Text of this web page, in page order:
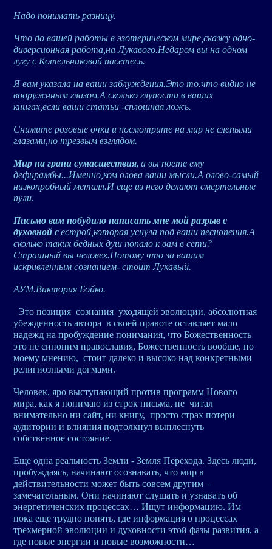
Надо понимать разницу.
Что до вашей работы в эзотерическом мире,скажу одно-
диверсионная работа,на Лукавого.Недаром вы на одном
лугу с Котельниковой пасетесь.
Я вам указала на ваши заблуждения.Это то.что видно не
вооружнным глазом.А сколько глупости в ваших
книгах,если ваши статьи -сплошная ложь.
Снимите розовые очки и посмотрите на мир не слепыми
глазами,но трезвым взглядом.
Мир на грани сумасшествия, а вы поете ему
дефирамбы...Именно,ком олова ваши мысли.А олово-самый
низкопробный металл.И еще из него делают смертельные
пули.
Письмо вам побудило написать мне мой разрыв с
духовной сестрой,которая уснула под ваши песнопения.А
сколько таких бедных душ попало к вам в сети?
Страшный вы человек.Потому что за вашим
искривленным сознанием- стоит Лукавый.
АУМ.Виктория Бойко.
Это позиция сознания уходящей эволюции, абсолютная
убежденность автора в своей правоте оставляет мало
надежд на пробуждение понимания, что Божественность
это не синоним православия, Божественность вообще, по
моему мнению, стоит далеко и высоко над конкретными
религиозными догмами.
Человек, яро выступающий против программ Нового
мира, как я понимаю из строк письма, не читал
внимательно ни сайт, ни книгу, просто страх потери
аудитории и влияния подтолкнул выплеснуть
собственное состояние.
Еще одна реальность Земли - Земля Перехода. Здесь люди,
пробуждаясь, начинают осознавать, что мир в
действительности может быть совсем другим –
замечательным. Они начинают слушать и узнавать об
энергетиченских процессах… Ищут информацию. Им
пока еще трудно понять, где информация о процессах
трехмерной эволюции и духовности этой фазы развития, а
где новые энергии и новые возможности…